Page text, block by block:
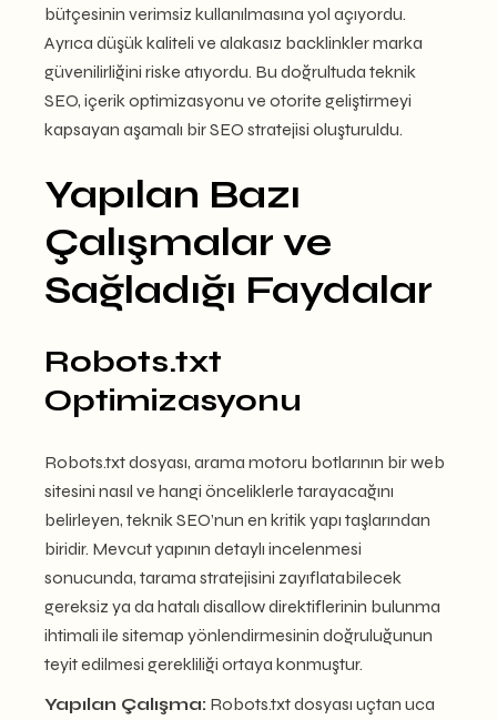
bütçesinin verimsiz kullanılmasına yol açıyordu.
Ayrıca düşük kaliteli ve alakasız backlinkler marka
güvenilirliğini riske atıyordu. Bu doğrultuda teknik
SEO, içerik optimizasyonu ve otorite geliştirmeyi
kapsayan aşamalı bir SEO stratejisi oluşturuldu.
Yapılan Bazı
Çalışmalar ve
Sağladığı Faydalar
Robots.txt
Optimizasyonu
Robots.txt dosyası, arama motoru botlarının bir web
sitesini nasıl ve hangi önceliklerle tarayacağını
belirleyen, teknik SEO’nun en kritik yapı taşlarından
biridir. Mevcut yapının detaylı incelenmesi
sonucunda, tarama stratejisini zayıflatabilecek
gereksiz ya da hatalı disallow direktiflerinin bulunma
ihtimali ile sitemap yönlendirmesinin doğruluğunun
teyit edilmesi gerekliliği ortaya konmuştur.
Yapılan Çalışma: Robots.txt dosyası uçtan uca